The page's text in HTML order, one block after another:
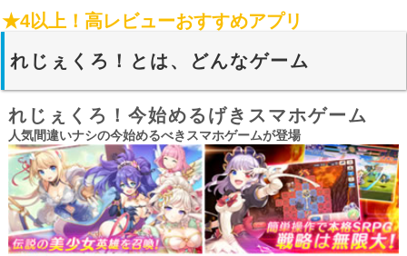
★4以上！高レビューおすすめアプリ
れじぇくろ！とは、どんなゲーム
れじぇくろ！今始めるげきスマホゲーム
人気間違いナシの今始めるべきスマホゲームが登場